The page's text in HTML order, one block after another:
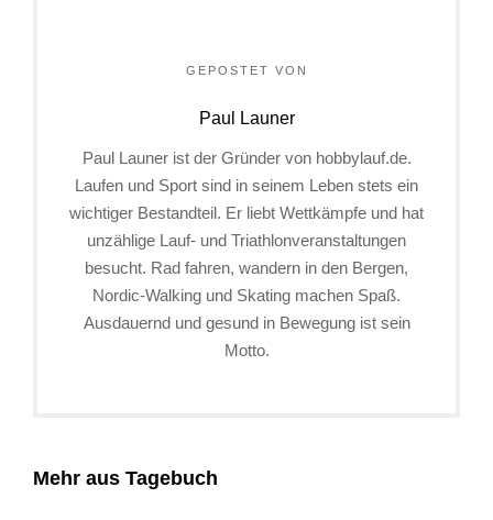
GEPOSTET VON
Paul Launer
Paul Launer ist der Gründer von hobbylauf.de.
Laufen und Sport sind in seinem Leben stets ein
wichtiger Bestandteil. Er liebt Wettkämpfe und hat
unzählige Lauf- und Triathlonveranstaltungen
besucht. Rad fahren, wandern in den Bergen,
Nordic-Walking und Skating machen Spaß.
Ausdauernd und gesund in Bewegung ist sein
Motto.
Mehr aus Tagebuch